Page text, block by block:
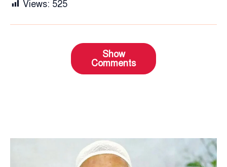
Views: 525
Show
Comments